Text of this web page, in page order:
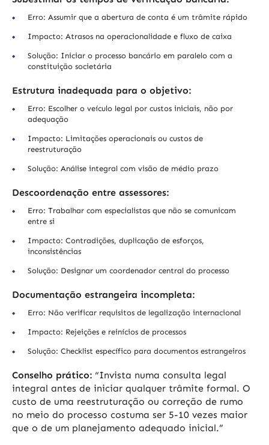
Erro: Assumir que a abertura de conta é um trâmite rápido
Impacto: Atrasos na operacionalidade e fluxo de caixa
Solução: Iniciar o processo bancário em paralelo com a
constituição societária
Estrutura inadequada para o objetivo:
Erro: Escolher o veículo legal por custos iniciais, não por
adequação
Impacto: Limitações operacionais ou custos de
reestruturação
Solução: Análise integral com visão de médio prazo
Descoordenação entre assessores:
Erro: Trabalhar com especialistas que não se comunicam
entre si
Impacto: Contradições, duplicação de esforços,
inconsistências
Solução: Designar um coordenador central do processo
Documentação estrangeira incompleta:
Erro: Não verificar requisitos de legalização internacional
Impacto: Rejeições e reinícios de processos
Solução: Checklist específico para documentos estrangeiros
Conselho prático: “Invista numa consulta legal
integral antes de iniciar qualquer trâmite formal. O
custo de uma reestruturação ou correção de rumo
no meio do processo costuma ser 5-10 vezes maior
que o de um planejamento adequado inicial.”